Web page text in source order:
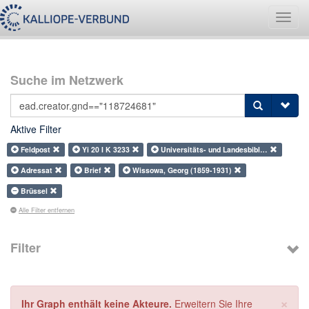
Suche im Netzwerk
Aktive Filter
Feldpost Yi 20 I K 3233
Universitäts- und Landesbibl…
Adressat
Brief
Wissowa, Georg (1859-1931)
Brüssel
Alle Filter entfernen
Filter
×
Ihr Graph enthält keine Akteure. Erweitern Sie Ihre